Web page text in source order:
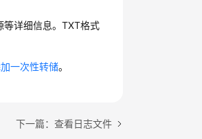
等详细信息。TXT格式
一次性转储。
下一篇：查看日志文件